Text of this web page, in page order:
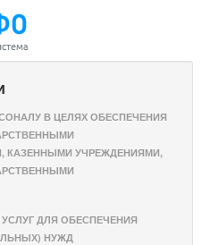
В ЦЕЛЯХ ОБЕСПЕЧЕНИЯ
КАЗЕННЫМИ УЧРЕЖДЕНИЯМИ,
ДЛЯ ОБЕСПЕЧЕНИЯ
НУЖД